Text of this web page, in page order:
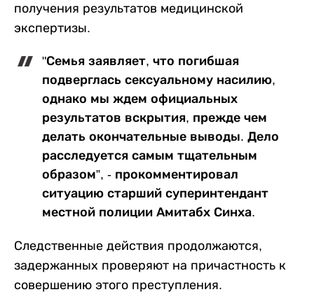
получения результатов медицинской
экспертизы.
"Семья заявляет, что погибшая
подверглась сексуальному насилию,
однако мы ждем официальных
результатов вскрытия, прежде чем
делать окончательные выводы. Дело
расследуется самым тщательным
образом”, - прокомментировал
ситуацию старший суперинтендант
местной полиции Амитабх Синха.
Следственные действия продолжаются,
задержанных проверяют на причастность к
совершению этого преступления.